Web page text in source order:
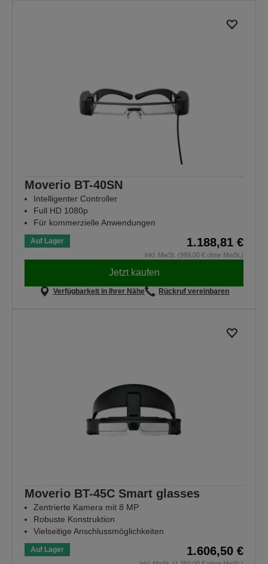
Moverio BT-40SN
Intelligenter Controller
Full HD 1080p
Für kommerzielle Anwendungen
Auf Lager 1.188,81 €
inkl. MwSt. (999,00 € ohne MwSt.)
Jetzt kaufen
Verfügbarkeit in Ihrer Nähe Rückruf vereinbaren
Moverio BT-45C Smart glasses
Zentrierte Kamera mit 8 MP
Robuste Konstruktion
Vielseitige Anschlussmöglichkeiten
Auf Lager 1.606,50 €